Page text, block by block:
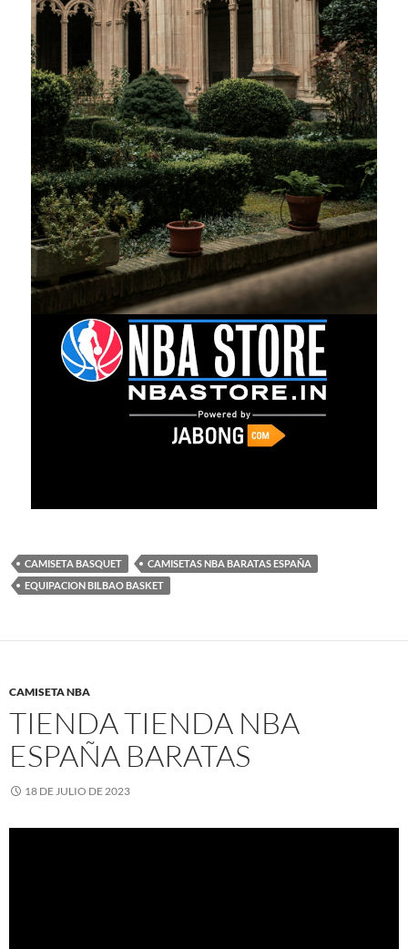
CAMISETA BASQUET
CAMISETAS NBA BARATAS ESPAÑA
EQUIPACION BILBAO BASKET
CAMISETA NBA
TIENDA TIENDA NBA
ESPAÑA BARATAS
18 DE JULIO DE 2023